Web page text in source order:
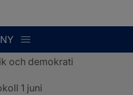
och demokrati
1 juni